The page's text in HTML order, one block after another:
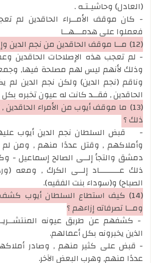
(العادل) وحاشيـتـه .
- كان موقف الأمــراء الحاقدين لم
فعملوا على هدمـــهــا
(12)
مــا موقف الحاقدين من نجم الدين
- لم تعجب هذه الإصلاحات الحاقدين
وذلك لأنهم ليس لهم مصلحة فيها,
وناقم (نجم الدين) ولكن نجم الدين لم
الحاقدين , فقــد كانت له عيون تخبره
(13)
ما موقف أيوب من الأمراء الحاقدين
ذلك ؟
-
قبض السلطان نجم الدين أيوب
وأملاكهم , وقتل عددًا منهم , ومن لم
دمشق والتجأ إلــى الصالح إسماعيل -
ذلك عــــــــاد إلــى الكرك , ومعه
الصباح) و(سوداء بنت الفقيه).
(14)
كيف استطاع السلطان أيوب كشف
ومــا تصرفاته إزاءهم ؟
- كشفهم عن طريق عيونه
الذين يخبرونه بكل أعمالهم.
- قبض على كثير منهم , وصادر
عددًا منهم, وهرب البعض الآخر.